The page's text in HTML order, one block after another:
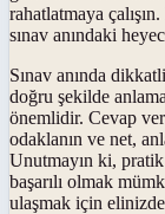
rahatlatmaya
sınav anındaki
Sınav anında
doğru şekilde
önemlidir. Cevap
odaklanın ve net,
Unutmayın ki,
başarılı olmak
ulaşmak için